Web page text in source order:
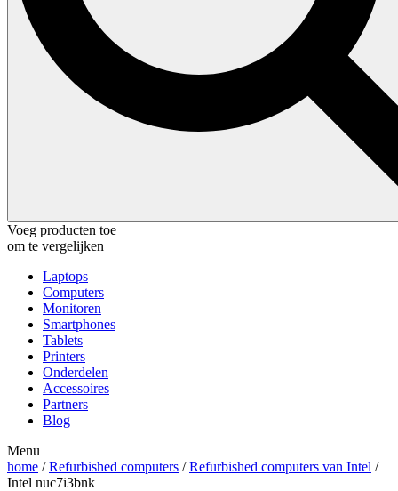
Voeg producten toe
om te vergelijken
Laptops
Computers
Monitoren
Smartphones
Tablets
Printers
Onderdelen
Accessoires
Partners
Blog
Menu
home /Refurbished computers /Refurbished computers van Intel /
Intel nuc7i3bnk